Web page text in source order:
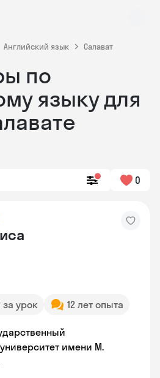
Английский язык Салават
по
языку для
0
за урок 12 лет опыта
имени М.